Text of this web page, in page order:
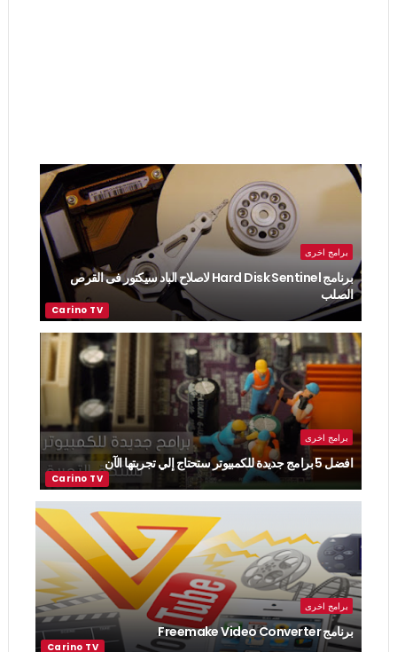
برامج اخرى
برنامج Hard Disk Sentinel لاصلاح الباد سيكتور فى القرص
الصلب
برامج اخرى
افضل 5 برامج جديدة للكمبيوتر ستحتاج إلي تجربتها الآن
برامج اخرى
برنامج Freemake Video Converter